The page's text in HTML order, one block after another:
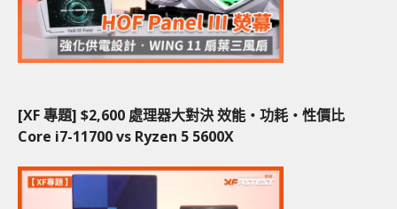
[XF 專題] $2,600 處理器大對決 效能‧功耗‧性價比
Core i7-11700 vs Ryzen 5 5600X